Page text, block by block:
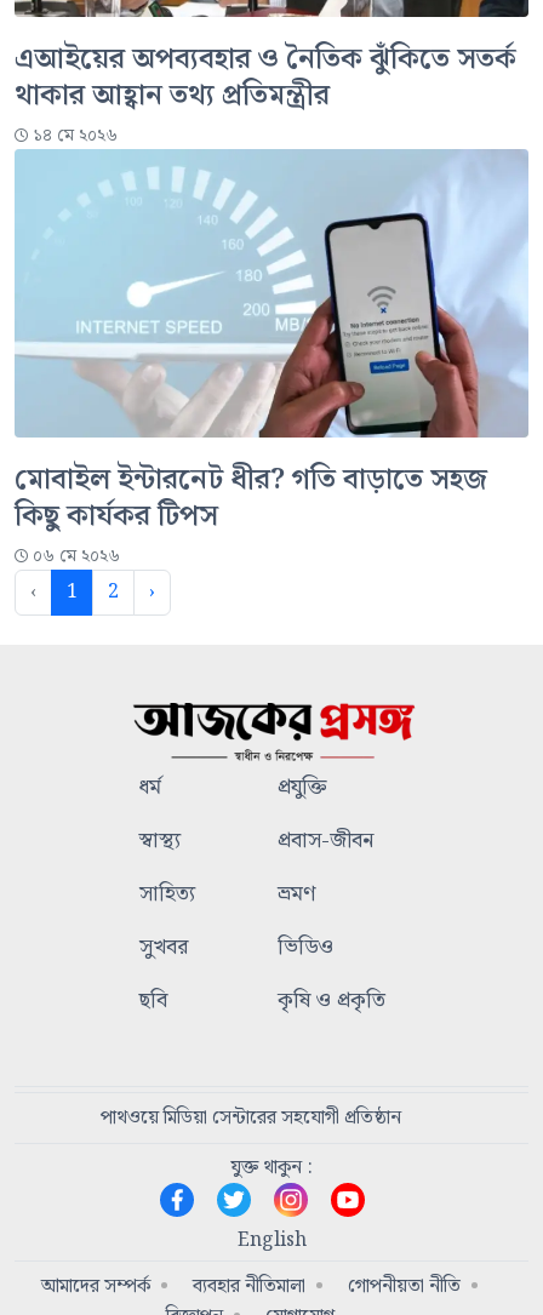
এআইয়ের অপব্যবহার ও নৈতিক ঝুঁকিতে সতর্ক
থাকার আহ্বান তথ্য প্রতিমন্ত্রীর
১৪ মে ২০২৬
মোবাইল ইন্টারনেট ধীর? গতি বাড়াতে সহজ
কিছু কার্যকর টিপস
০৬ মে ২০২৬
‹ 1 2 ›
ধর্ম
প্রযুক্তি
স্বাস্থ্য
প্রবাস-জীবন
সাহিত্য
ভ্রমণ
সুখবর
ভিডিও
ছবি
কৃষি ও প্রকৃতি
পাথওয়ে মিডিয়া সেন্টারের সহযোগী প্রতিষ্ঠান
যুক্ত থাকুন :
English
আমাদের সম্পর্ক
ব্যবহার নীতিমালা
গোপনীয়তা নীতি